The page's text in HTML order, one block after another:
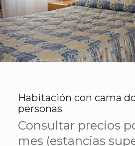
Habitación con cama
personas
Consultar precios
mes (estancias